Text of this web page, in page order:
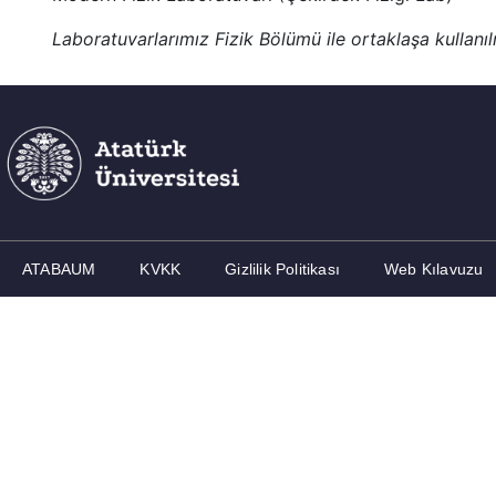
Laboratuvarlarımız Fizik Bölümü ile ortaklaşa
ATABAUM KVKK Gizlilik Politikası Web Kılavuzu